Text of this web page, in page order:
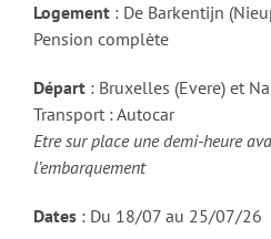
Logement : De Barkentijn
Pension complète
Départ : Bruxelles (Evere) et
Transport : Autocar
Etre sur place une demi-heure
l’embarquement
Dates : Du 18/07 au 25/07/26